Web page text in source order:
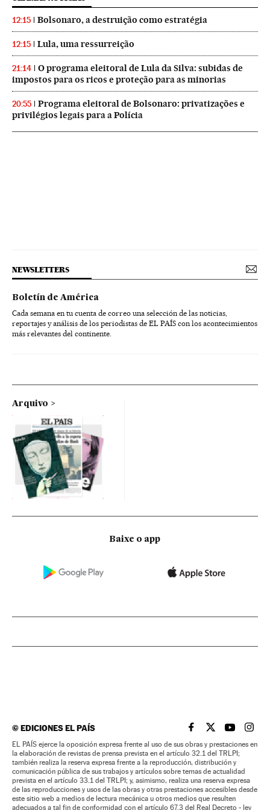
12:15 Bolsonaro, a destruição como estratégia
12:15 Lula, uma ressurreição
21:14
O programa eleitoral de Lula da Silva: subidas de
impostos para os ricos e proteção para as minorias
20:55
Programa eleitoral de Bolsonaro: privatizações e
privilégios legais para a Polícia
NEWSLETTERS
Boletín de América
Cada semana en tu cuenta de correo una selección de las noticias,
reportajes y análisis de los periodistas de EL PAÍS con los acontecimientos
más relevantes del continente.
Arquivo
Baixe o app
©EDICIONES EL PAÍS EL PAÍS BRASIL EN
EL PAÍSEL PAÍS
EL
EL PAÍS ejerce la oposición expresa frente al uso de sus obras y prestaciones en
la elaboración de revistas de prensa prevista en el artículo 32.1 del TRLPI;
también realiza la reserva expresa frente a la reproducción, distribución y
comunicación pública de sus trabajos y artículos sobre temas de actualidad
prevista en el artículo 33.1 del TRLPI; y, asimismo, realiza una reserva expresa
de las reproducciones y usos de las obras y otras prestaciones accesibles desde
este sitio web a medios de lectura mecánica u otros medios que resulten
adecuados a tal fin de conformidad con el artículo 67.3 del Real Decreto - ley